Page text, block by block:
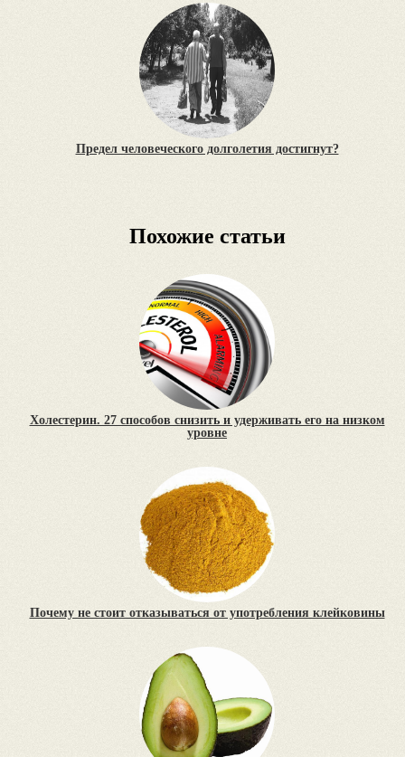
Предел человеческого долголетия достигнут?
Похожие статьи
Холестерин. 27 способов снизить и удерживать его на низком
уровне
Почему не стоит отказываться от употребления клейковины